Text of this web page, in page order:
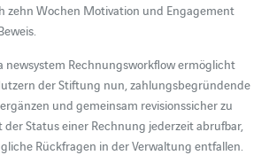
zehn Wochen Motivation und Engagement
newsystem Rechnungsworkflow ermöglicht
der Stiftung nun, zahlungsbegründende
und gemeinsam revisionssicher zu
Status einer Rechnung jederzeit abrufbar,
Rückfragen in der Verwaltung entfallen.